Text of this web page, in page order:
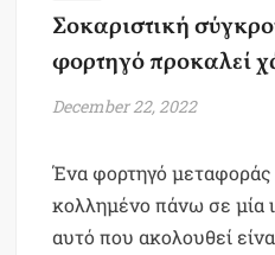
Σοκαριστική
φορτηγό προκαλεί
December 22, 2022
Ένα φορτηγό μεταφοράς
κολλημένο πάνω σε μία
αυτό που ακολουθεί